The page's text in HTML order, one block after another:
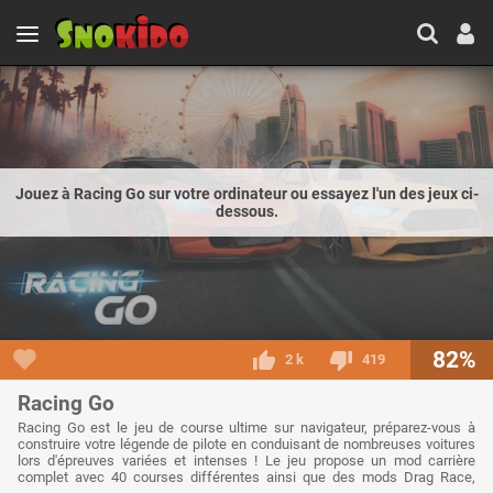
Jouez à Racing Go sur votre ordinateur ou essayez l'un des jeux ci-
dessous.
2 k 419 82%
Racing Go
Racing Go est le jeu de course ultime sur navigateur, préparez-vous à
construire votre légende de pilote en conduisant de nombreuses voitures
lors d'épreuves variées et intenses ! Le jeu propose un mod carrière
complet avec 40 courses différentes ainsi que des mods Drag Race,